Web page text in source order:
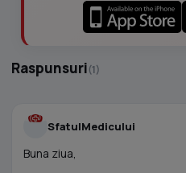
Raspunsuri(1)
SfatulMedicului
Buna ziua,